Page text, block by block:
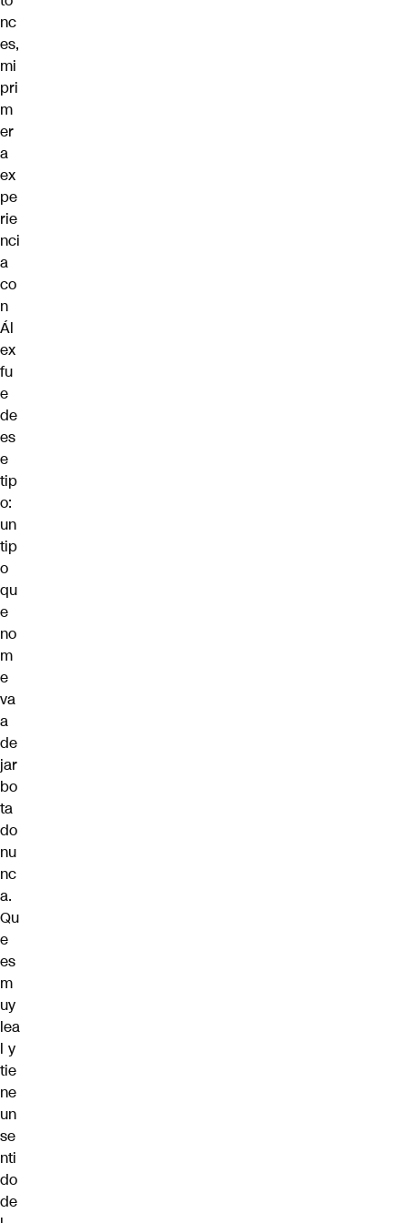
nc
es,
mi
pri
m
er
a
ex
pe
rie
nci
a
co
n
Ál
ex
fu
e
de
es
e
tip
o:
un
tip
o
qu
e
no
m
e
va
a
de
jar
bo
ta
do
nu
nc
a.
Qu
e
es
m
uy
lea
l y
tie
ne
un
se
nti
do
de